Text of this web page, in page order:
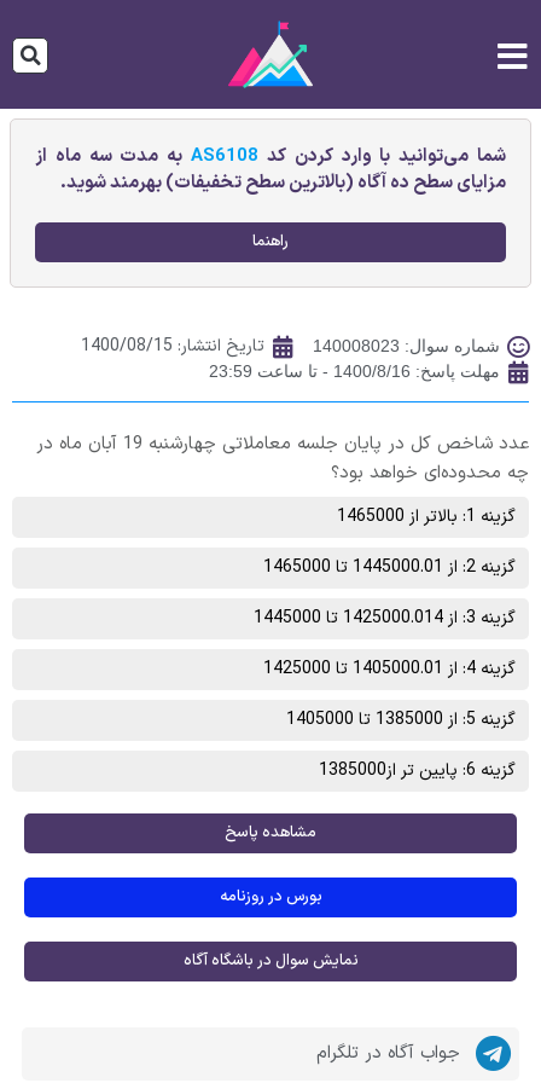
شما می‌توانید با وارد کردن کد AS6108به مدت سه ماه از
مزایای سطح ده آگاه (بالاترین سطح تخفیفات) بهرمند شوید.
راهنما
شماره سوال: 140008023 تاریخ انتشار: 1400/08/15
مهلت پاسخ: 1400/8/16 - تا ساعت 23:59
عدد شاخص کل در پایان جلسه معاملاتی چهارشنبه 19 آبان ماه در
چه محدوده‌ای خواهد بود؟
گزینه 1: بالاتر از 1465000
گزینه 2: از 1445000.01 تا 1465000
گزینه 3: از 1425000.014 تا 1445000
گزینه 4: از 1405000.01 تا 1425000
گزینه 5: از 1385000 تا 1405000
گزینه 6: پایین تر از1385000
مشاهده پاسخ
بورس در روزنامه
نمایش سوال در باشگاه آگاه
جواب آگاه در تلگرام